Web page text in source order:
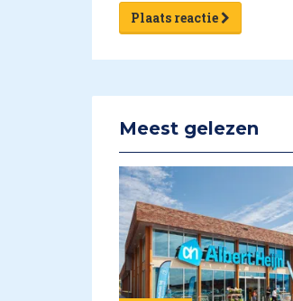
Plaats reactie
Meest gelezen